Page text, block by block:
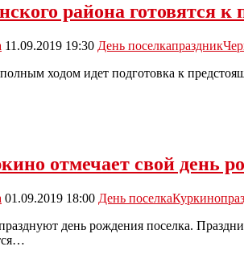
района готовятся к
11.09.2019 19:30 День поселкапраздник
ходом идет подготовка к
отмечает свой день
01.09.2019 18:00 День поселкаКуркино
день рождения поселка.